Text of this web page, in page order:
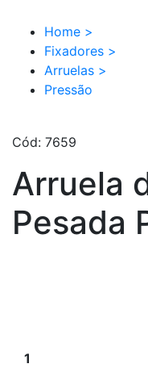
Home >
Fixadores >
Arruelas >
Pressão
Cód: 7659
Arruela
Pesada
1